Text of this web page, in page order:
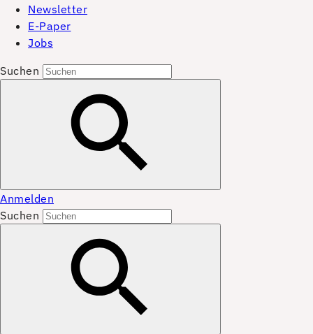
Newsletter
E-Paper
Jobs
Suchen
Anmelden
Suchen